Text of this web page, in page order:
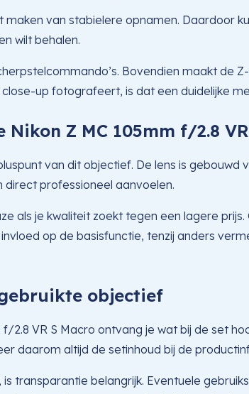
maken van stabielere opnamen. Daardoor
wilt behalen.
Bovendien maakt
up fotografeert, is dat een duidelijke
Z MC 105mm f/2.8
van dit objectief. De lens is
professioneel aanvoelen.
als je kwaliteit zoekt tegen een lagere
op de basisfunctie, tenzij anders
objectief
2.8 VR S Macro ontvang je wat bij de set
daarom altijd de setinhoud bij de
transparantie belangrijk. Eventuele